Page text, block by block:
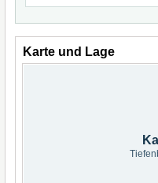
Karte und Lage